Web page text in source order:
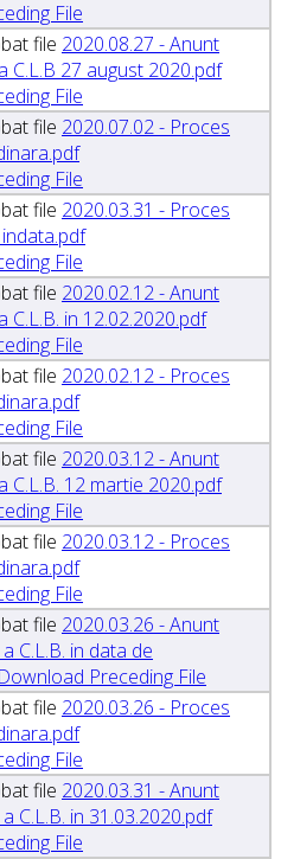
2020.08.27 - Anunt
C.L.B 27 august 2020.pdf
2020.07.02 - Proces
2020.03.31 - Proces
2020.02.12 - Anunt
in 12.02.2020.pdf
2020.02.12 - Proces
2020.03.12 - Anunt
C.L.B. 12 martie 2020.pdf
2020.03.12 - Proces
2020.03.26 - Anunt
C.L.B. in data de
2020.03.26 - Proces
2020.03.31 - Anunt
C.L.B. in 31.03.2020.pdf